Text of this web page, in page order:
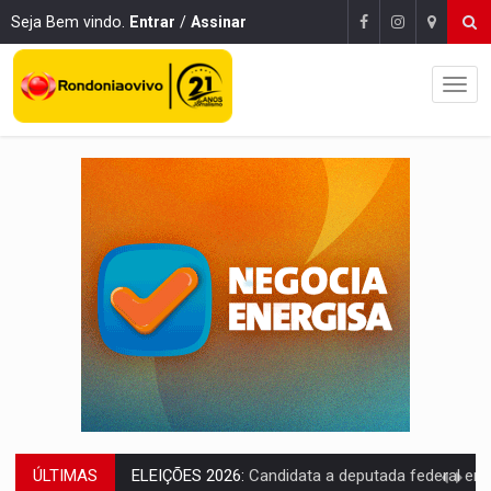
Seja Bem vindo. Entrar / Assinar
ÚLTIMAS VÍDEO:Casal de garimpeiros é preso com mercúrio em estepe,